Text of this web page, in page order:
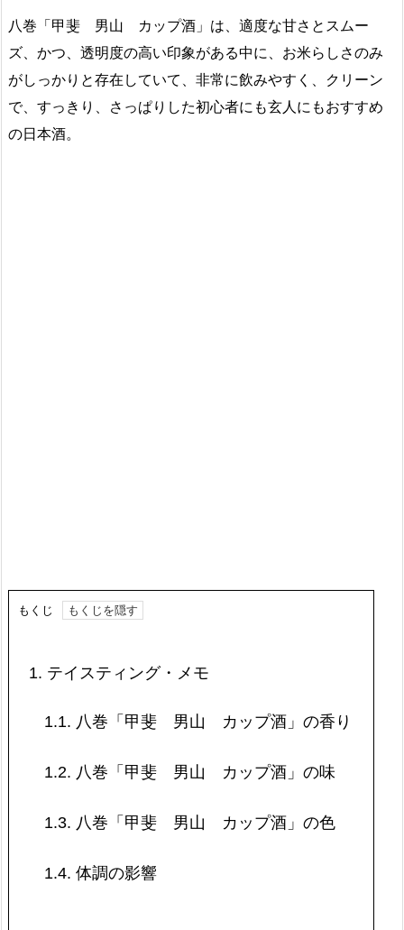
八巻「甲斐 男山 カップ酒」は、適度な甘さとスムー
ズ、かつ、透明度の高い印象がある中に、お米らしさのみ
がしっかりと存在していて、非常に飲みやすく、クリーン
で、すっきり、さっぱりした初心者にも玄人にもおすすめ
の日本酒。
もくじ
1. テイスティング・メモ
1.1. 八巻「甲斐 男山 カップ酒」の香り
1.2. 八巻「甲斐 男山 カップ酒」の味
1.3. 八巻「甲斐 男山 カップ酒」の色
1.4. 体調の影響